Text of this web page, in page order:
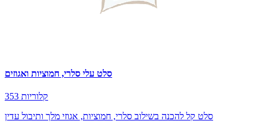
סלט עלי סלרי, חמוציות ואגוזים
353 קלוריות
סלט קל להכנה בשילוב סלרי, חמוציות, אגוזי מלך ותיבול עדין